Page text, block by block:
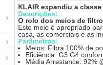
KLAIR expandiu a
Descrições:
O rolo dos meios de
Este meio é apropriado
casa, as comerciais e as
Parâmetros:
Meios: Fibra 100% de
Eficiência: G3 G4
Média Arrestance: 92%